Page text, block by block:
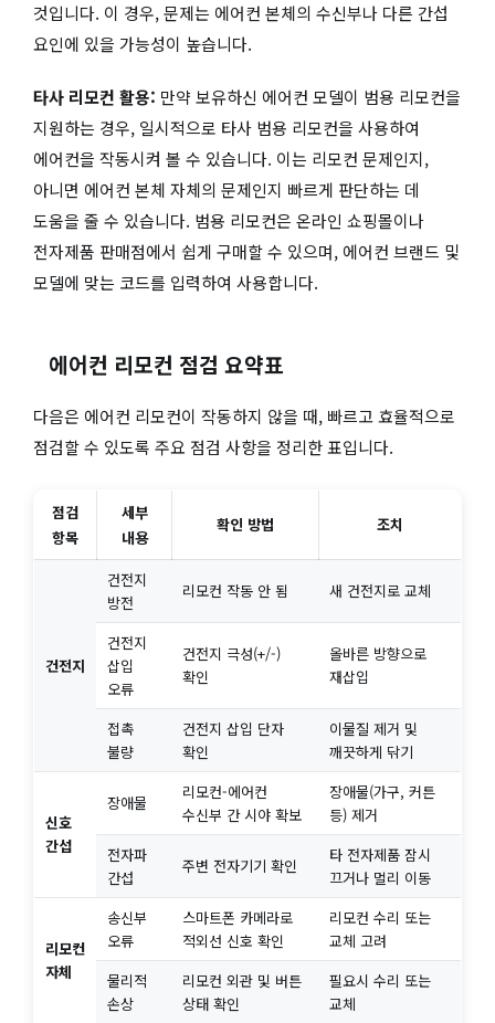
것입니다. 이 경우, 문제는 에어컨 본체의 수신부나 다른 간섭
요인에 있을 가능성이 높습니다.
타사 리모컨 활용: 만약 보유하신 에어컨 모델이 범용 리모컨을
지원하는 경우, 일시적으로 타사 범용 리모컨을 사용하여
에어컨을 작동시켜 볼 수 있습니다. 이는 리모컨 문제인지,
아니면 에어컨 본체 자체의 문제인지 빠르게 판단하는 데
도움을 줄 수 있습니다. 범용 리모컨은 온라인 쇼핑몰이나
전자제품 판매점에서 쉽게 구매할 수 있으며, 에어컨 브랜드 및
모델에 맞는 코드를 입력하여 사용합니다.
에어컨 리모컨 점검 요약표
다음은 에어컨 리모컨이 작동하지 않을 때, 빠르고 효율적으로
점검할 수 있도록 주요 점검 사항을 정리한 표입니다.
점검
항목
세부
내용
확인 방법 조치
건전지
건전지
방전
리모컨 작동 안 됨 새 건전지로 교체
건전지
삽입
오류
건전지 극성(+/-)
확인
올바른 방향으로
재삽입
접촉
불량
건전지 삽입 단자
확인
이물질 제거 및
깨끗하게 닦기
신호
간섭
장애물
리모컨-에어컨
수신부 간 시야 확보
장애물(가구, 커튼
등) 제거
전자파
간섭
주변 전자기기 확인
타 전자제품 잠시
끄거나 멀리 이동
리모컨
자체
송신부
오류
스마트폰 카메라로
적외선 신호 확인
리모컨 수리 또는
교체 고려
물리적
손상
리모컨 외관 및 버튼
상태 확인
필요시 수리 또는
교체